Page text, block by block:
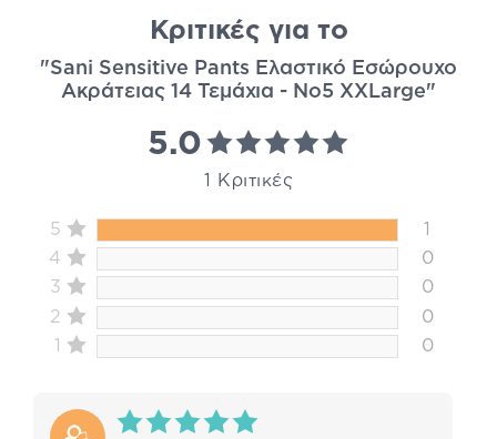
Κριτικές για το
"Sani Sensitive Pants Ελαστικό Εσώρουχο
Ακράτειας 14 Τεμάχια - No5 XXLarge"
5.0
1 Κριτικές
5
1
4
0
3
0
2
0
1
0